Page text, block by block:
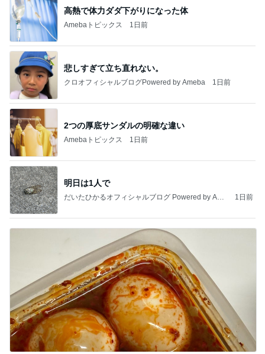
高熱で体力ダダ下がりになった体
Amebaトピックス 1日前
悲しすぎて立ち直れない。
クロオフィシャルブログPowered by Ameba 1日前
2つの厚底サンダルの明確な違い
Amebaトピックス 1日前
明日は1人で
だいたひかるオフィシャルブログ Powered by Ame
1日前